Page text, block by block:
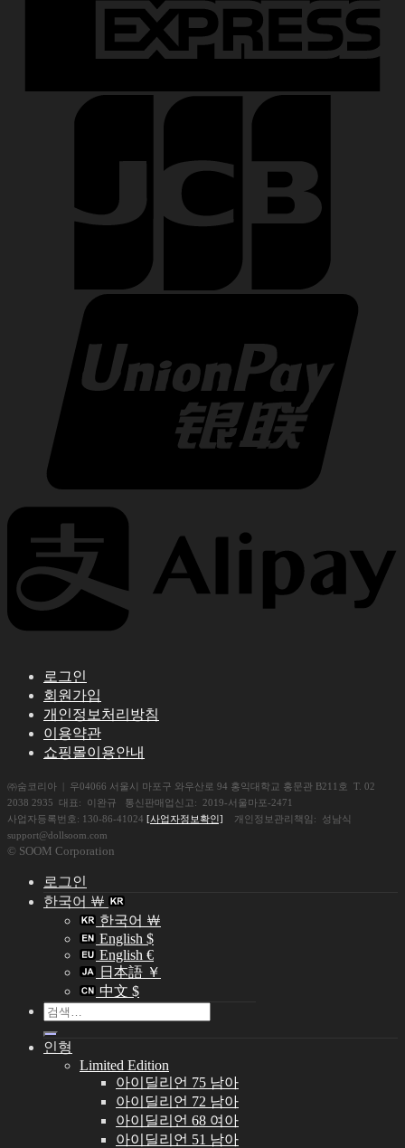
로그인
회원가입
개인정보처리방침
이용약관
쇼핑몰이용안내
㈜숨코리아 | 우04066 서울시 마포구 와우산로 94 홍익대학교 홍문관 B211호 T. 02
2038 2935 대표: 이완규 통신판매업신고: 2019-서울마포-2471
사업자등록번호: 130-86-41024 [사업자정보확인] 개인정보관리책임: 성남식
support@dollsoom.com
© SOOM Corporation
로그인
한국어 ￦
한국어 ￦
English $
English €
日本語 ￥
中文 $
검
색:
인형
Limited Edition
아이딜리언 75 남아
아이딜리언 72 남아
아이딜리언 68 여아
아이딜리언 51 남아